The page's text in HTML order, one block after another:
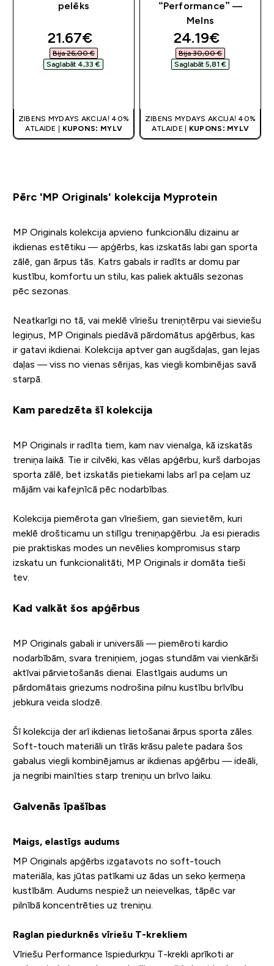
pelēks
discounted price
21.67€‎
Bija 26,00 €‎
Saglabāt 4,33 €‎
ZIBENS MYDAYS AKCIJA! 40%
ATLAIDE |
KUPONS: MYLV
“Performance” —
Melns
discounted
24.19€‎
Bija 30,00 €‎
Saglabāt 5,81 €‎
ZIBENS MYDAYS AKCIJA! 40%
ATLAIDE | KUPONS: MYLV
Pērc 'MP Originals' kolekcija Myprotein
MP Originals kolekcija apvieno funkcionālu dizainu ar
ikdienas estētiku — apģērbs, kas izskatās labi gan sporta
zālē, gan ārpus tās. Katrs gabals ir radīts ar domu par
kustību, komfortu un stilu, kas paliek aktuāls sezonas
pēc sezonas.
Neatkarīgi no tā, vai meklē vīriešu treniņtērpu vai sieviešu
legiņus, MP Originals piedāvā pārdomātus apģērbus, kas
ir gatavi ikdienai. Kolekcija aptver gan augšdaļas, gan lejas
daļas — viss no vienas sērijas, kas viegli kombinējas savā
starpā.
Kam paredzēta šī kolekcija
MP Originals ir radīta tiem, kam nav vienalga, kā izskatās
treniņa laikā. Tie ir cilvēki, kas vēlas apģērbu, kurš darbojas
sporta zālē, bet izskatās pietiekami labs arī pa ceļam uz
mājām vai kafejnīcā pēc nodarbības.
Kolekcija piemērota gan vīriešiem, gan sievietēm, kuri
meklē drošticamu un stilīgu treniņapģērbu. Ja esi pieradis
pie praktiskas modes un nevēlies kompromisus starp
izskatu un funkcionalitāti, MP Originals ir domāta tieši
tev.
Kad valkāt šos apģērbus
MP Originals gabali ir universāli — piemēroti kardio
nodarbībām, svara treniņiem, jogas stundām vai vienkārši
aktīvai pārvietošanās dienai. Elastīgais audums un
pārdomātais griezums nodrošina pilnu kustību brīvību
jebkura veida slodzē.
Šī kolekcija der arī ikdienas lietošanai ārpus sporta zāles.
Soft-touch materiāli un tīrās krāsu palete padara šos
gabalus viegli kombinējamus ar ikdienas apģērbu — ideāli,
ja negribi mainīties starp treniņu un brīvo laiku.
Galvenās īpašības
Maigs, elastīgs audums
MP Originals apģērbs izgatavots no soft-touch
materiāla, kas jūtas patīkami uz ādas un seko ķermeņa
kustībām. Audums nespiež un neievelkas, tāpēc var
pilnībā koncentrēties uz treniņu.
Raglan piedurknēs vīriešu T-krekliem
Vīriešu Performance īspiedurkņu T-krekli aprīkoti ar